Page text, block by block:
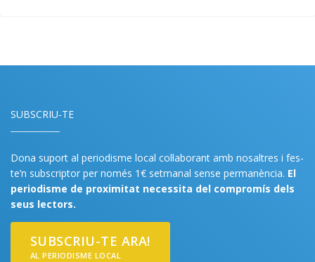
SUBSCRIU-TE
Dona suport al periodisme local col·laborant amb nosaltres i fes-
te’n subscriptor per només 1€ setmanal sense permanència. El
periodisme de proximitat necessita del compromís dels
seus lectors.
SUBSCRIU-TE ARA!
AL PERIODISME LOCAL